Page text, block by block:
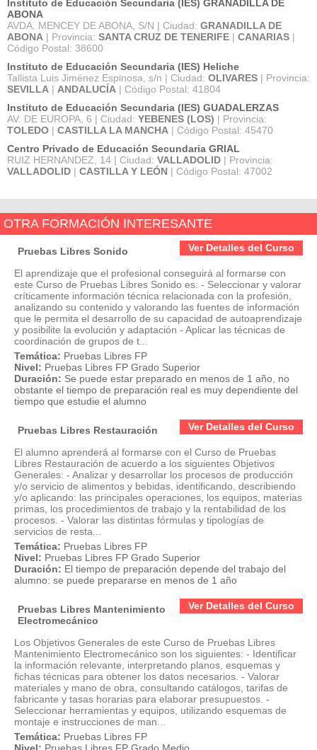
Instituto de Educación Secundaria (IES) GRANADILLA DE
ABONA
AVDA. MENCEY DE ABONA, S/N | Ciudad: GRANADILLA DE
ABONA | Provincia: SANTA CRUZ DE TENERIFE | CANARIAS |
Código Postal: 38600
Instituto de Educación Secundaria (IES) Heliche
Tallista Luis Jiménez Espinosa, s/n | Ciudad: OLIVARES | Provincia:
SEVILLA | ANDALUCÍA | Código Postal: 41804
Instituto de Educación Secundaria (IES) GUADALERZAS
AV. DE EUROPA, 6 | Ciudad: YEBENES (LOS) | Provincia:
TOLEDO | CASTILLA LA MANCHA | Código Postal: 45470
Centro Privado de Educación Secundaria GRIAL
RUIZ HERNANDEZ, 14 | Ciudad: VALLADOLID | Provincia:
VALLADOLID | CASTILLA Y LEÓN | Código Postal: 47002
OTRA FORMACIÓN INTERESANTE
Ver Detalles del Curso
Pruebas Libres Sonido
El aprendizaje que el profesional conseguirá al formarse con
este Curso de Pruebas Libres Sonido es: - Seleccionar y valorar
críticamente información técnica relacionada con la profesión,
analizando su contenido y valorando las fuentes de información
que le permita el desarrollo de su capacidad de autoaprendizaje
y posibilite la evolución y adaptación - Aplicar las técnicas de
coordinación de grupos de t...
Temática: Pruebas Libres FP
Nivel: Pruebas Libres FP Grado Superior
Duración: Se puede estar preparado en menos de 1 año, no
obstante el tiempo de preparación real es muy dependiente del
tiempo que estudie el alumno
Ver Detalles del Curso
Pruebas Libres Restauración
El alumno aprenderá al formarse con el Curso de Pruebas
Libres Restauración de acuerdo a los siguientes Objetivos
Generales: - Analizar y desarrollar los procesos de producción
y/o servicio de alimentos y bebidas, identificando, describiendo
y/o aplicando: las principales operaciones, los equipos, materias
primas, los procedimientos de trabajo y la rentabilidad de los
procesos. - Valorar las distintas fórmulas y tipologías de
servicios de resta...
Temática: Pruebas Libres FP
Nivel: Pruebas Libres FP Grado Superior
Duración: El tiempo de preparación depende del trabajo del
alumno: se puede prepararse en menos de 1 año
Ver Detalles del Curso
Pruebas Libres Mantenimiento
Electromecánico
Los Objetivos Generales de este Curso de Pruebas Libres
Mantenimiento Electromecánico son los siguientes: - Identificar
la información relevante, interpretando planos, esquemas y
fichas técnicas para obtener los datos necesarios. - Valorar
materiales y mano de obra, consultando catálogos, tarifas de
fabricante y tasas horarias para elaborar presupuestos. -
Seleccionar herramientas y equipos, utilizando esquemas de
montaje e instrucciones de man...
Temática: Pruebas Libres FP